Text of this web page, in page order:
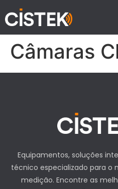
Câmaras
Equipamentos, soluções
técnico especializado para o
medição. Encontre as